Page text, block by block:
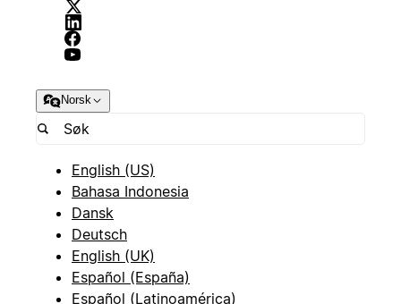
Norsk
English (US)
Bahasa Indonesia
Dansk
Deutsch
English (UK)
Español (España)
Español (Latinoamérica)